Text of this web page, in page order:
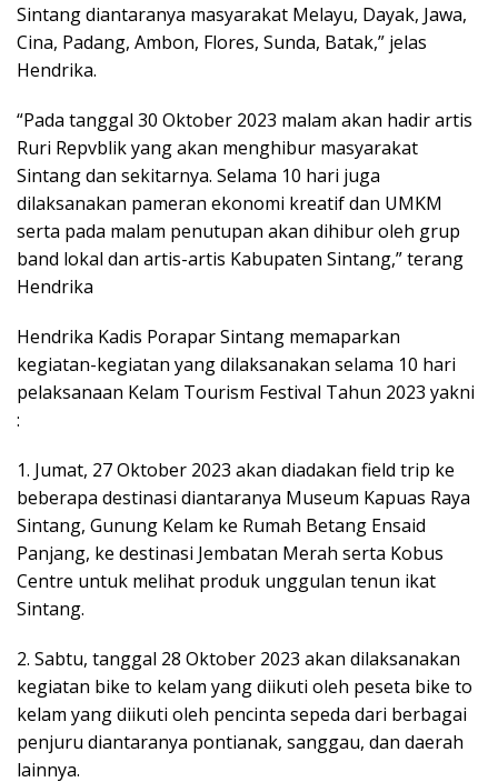
Sintang diantaranya masyarakat Melayu, Dayak, Jawa,
Cina, Padang, Ambon, Flores, Sunda, Batak,” jelas
Hendrika.
“Pada tanggal 30 Oktober 2023 malam akan hadir artis
Ruri Repvblik yang akan menghibur masyarakat
Sintang dan sekitarnya. Selama 10 hari juga
dilaksanakan pameran ekonomi kreatif dan UMKM
serta pada malam penutupan akan dihibur oleh grup
band lokal dan artis-artis Kabupaten Sintang,” terang
Hendrika
Hendrika Kadis Porapar Sintang memaparkan
kegiatan-kegiatan yang dilaksanakan selama 10 hari
pelaksanaan Kelam Tourism Festival Tahun 2023 yakni
:
1. Jumat, 27 Oktober 2023 akan diadakan field trip ke
beberapa destinasi diantaranya Museum Kapuas Raya
Sintang, Gunung Kelam ke Rumah Betang Ensaid
Panjang, ke destinasi Jembatan Merah serta Kobus
Centre untuk melihat produk unggulan tenun ikat
Sintang.
2. Sabtu, tanggal 28 Oktober 2023 akan dilaksanakan
kegiatan bike to kelam yang diikuti oleh peseta bike to
kelam yang diikuti oleh pencinta sepeda dari berbagai
penjuru diantaranya pontianak, sanggau, dan daerah
lainnya.